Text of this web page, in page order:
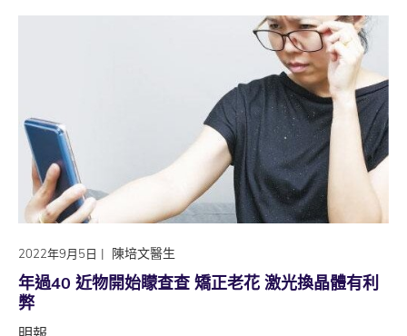
2022年9月5日 | 陳培文醫生
年過40 近物開始矇查查 矯正老花 激光換晶體有利
弊